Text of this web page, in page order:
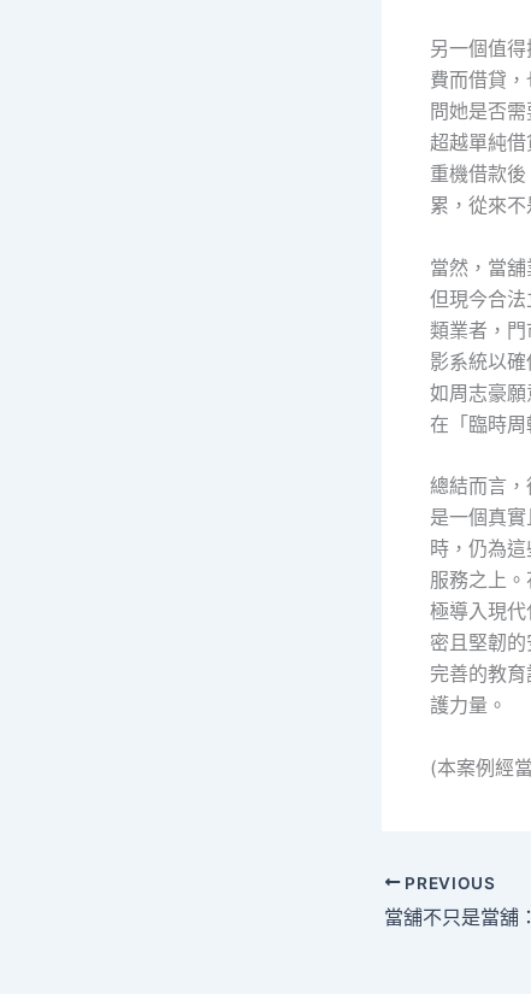
另一個值
費而借貸
問她是否
超越單純
重機借款
累，從來
當然，當
但現今合
類業者，
影系統以
如周志豪
在「臨時
總結而言
是一個真
時，仍為
服務之上
極導入現
密且堅韌
完善的教
護力量。
(本案例經
PREVIOUS